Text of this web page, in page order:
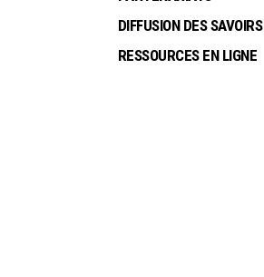
DIFFUSION DES SAVOIRS
RESSOURCES EN LIGNE